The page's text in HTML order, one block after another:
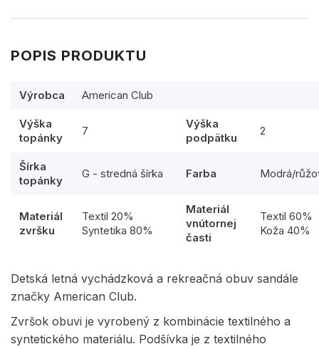
POPIS PRODUKTU
Výrobca American Club
Výška
topánky
7
Výška
podpätku
2
Šírka
topánky
G - stredná šírka Farba Modrá/
Materiál
zvršku
Textil 20%
Syntetika 80%
Materiál
vnútornej
časti
Textil 60%
Koža 40%
Detská letná vychádzková a rekreačná obuv sandále
značky American Club.
Zvršok obuvi je vyrobený z kombinácie textilného a
syntetického materiálu. Podšívka je z textilného